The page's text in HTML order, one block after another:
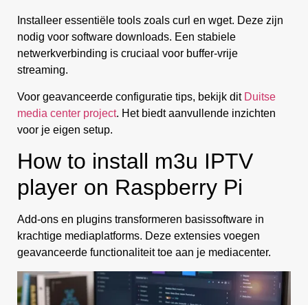
Installeer essentiële tools zoals curl en wget. Deze zijn
nodig voor software downloads. Een stabiele
netwerkverbinding is cruciaal voor buffer-vrije
streaming.
Voor geavanceerde configuratie tips, bekijk dit Duitse
media center project. Het biedt aanvullende inzichten
voor je eigen setup.
How to install m3u IPTV
player on Raspberry Pi
Add-ons en plugins transformeren basissoftware in
krachtige mediaplatforms. Deze extensies voegen
geavanceerde functionaliteit toe aan je mediacenter.